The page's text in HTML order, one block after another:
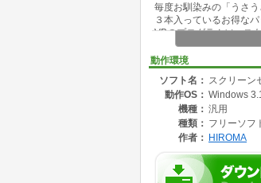
毎度お馴染みの「うさう
３本入っているお得なパ
VBのプログラムソース
別途アップしてある音
前バージョンで使用環
動作環境
ソフト名： スクリーン
動作OS： Windows
機種： 汎用
種類： フリーソフ
作者： HIROMA